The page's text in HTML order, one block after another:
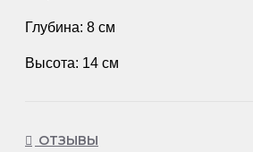
Глубина: 8 см
Высота: 14 см
ОТЗЫВЫ